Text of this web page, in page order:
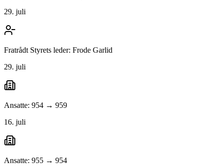
29. juli
Fratrådt Styrets leder: Frode Garlid
29. juli
Ansatte: 954 → 959
16. juli
Ansatte: 955 → 954